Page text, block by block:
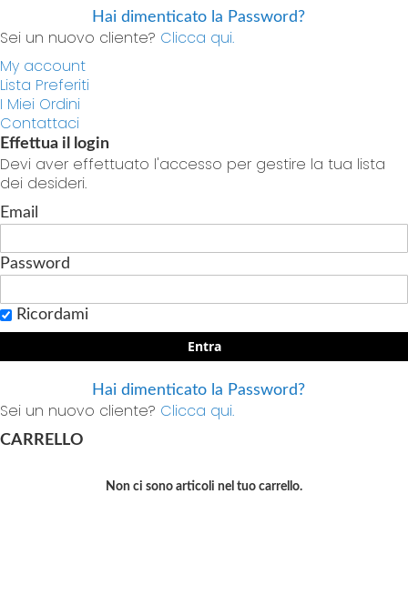
Hai dimenticato la Password?
Sei un nuovo cliente? Clicca qui.
My account
Lista Preferiti
I Miei Ordini
Contattaci
Effettua il login
Devi aver effettuato l'accesso per gestire la tua lista
dei desideri.
Email
Password
Ricordami
Entra
Hai dimenticato la Password?
Sei un nuovo cliente? Clicca qui.
CARRELLO
Non ci sono articoli nel tuo carrello.